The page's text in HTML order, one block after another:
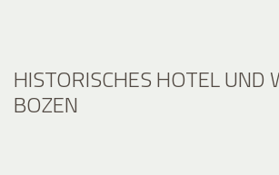
HISTORISCHES HOTEL UND
BOZEN